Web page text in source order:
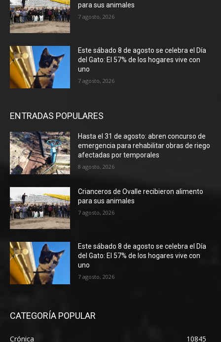
para sus animales
7 agosto, 2026
Este sábado 8 de agosto se celebra el Día
del Gato: El 57% de los hogares vive con
uno
7 agosto, 2026
ENTRADAS POPULARES
Hasta el 31 de agosto: abren concurso de
emergencia para rehabilitar obras de riego
afectadas por temporales
8 agosto, 2026
Crianceros de Ovalle recibieron alimento
para sus animales
7 agosto, 2026
Este sábado 8 de agosto se celebra el Día
del Gato: El 57% de los hogares vive con
uno
7 agosto, 2026
CATEGORÍA POPULAR
Crónica
10845